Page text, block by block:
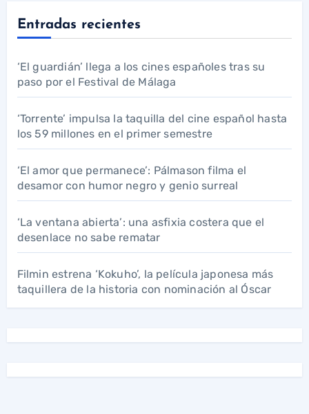
Entradas recientes
‘El guardián’ llega a los cines españoles tras su
paso por el Festival de Málaga
‘Torrente’ impulsa la taquilla del cine español hasta
los 59 millones en el primer semestre
‘El amor que permanece’: Pálmason filma el
desamor con humor negro y genio surreal
‘La ventana abierta’: una asfixia costera que el
desenlace no sabe rematar
Filmin estrena ‘Kokuho’, la película japonesa más
taquillera de la historia con nominación al Óscar